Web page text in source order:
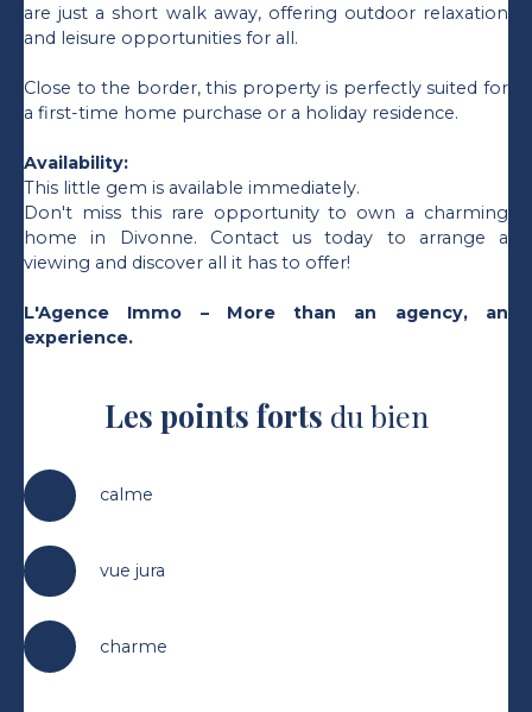
are just a short walk away, offering outdoor relaxation
and leisure opportunities for all.
Close to the border, this property is perfectly suited for
a first-time home purchase or a holiday residence.
Availability:
This little gem is available immediately.
Don't miss this rare opportunity to own a charming
home in Divonne. Contact us today to arrange a
viewing and discover all it has to offer!
L'Agence Immo – More than an agency, an
experience.
Les points forts du bien
calme
vue jura
charme